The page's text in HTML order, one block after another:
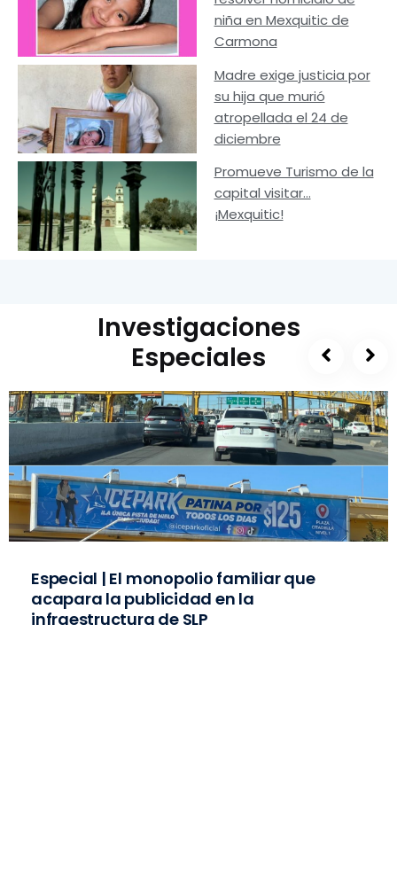
niña en Mexquitic de
Carmona
Madre exige justicia por
su hija que murió
atropellada el 24 de
diciembre
Promueve Turismo de la
capital visitar…
¡Mexquitic!
Investigaciones
Especiales
Especial | El monopolio familiar que
acapara la publicidad en la
infraestructura de SLP